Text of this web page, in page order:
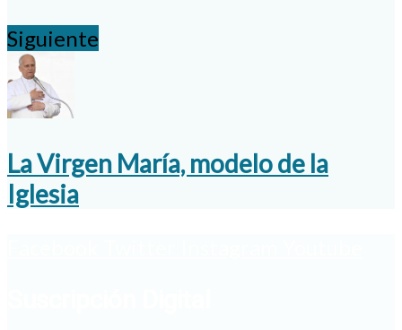
Siguiente
La Virgen María, modelo de la
Iglesia